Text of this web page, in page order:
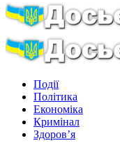
Події
Політика
Економіка
Кримінал
Здоров’я